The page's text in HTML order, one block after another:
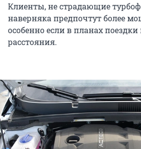
Клиенты, не страдающие
наверняка предпочтут более
особенно если в планах
расстояния.